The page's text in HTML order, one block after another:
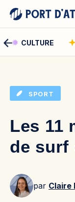
CULTURE
Comment
Rechercher
SPORT
Les 11
de surf
par Claire